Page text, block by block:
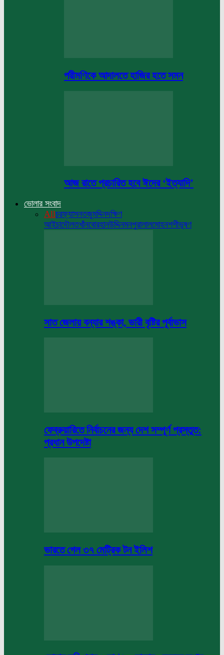
পরীমণিকে আদালতে হাজির হতে সমন
আজ রাতে প্রচারিত হবে ঈদের ‘ইত্যাদি’
ভোলার সংবাদ
Allচরফ্যাসনতজুমদ্দিনদক্ষিণ
আইচাদৌলতখাঁনবোরহানউদ্দিনমনপুরালালমোহনশশীভূষণ
সাত জেলায় বন্যার শঙ্কা, ভারী বৃষ্টির পূর্বাভাস
ফেব্রুয়ারিতে নির্বাচনের জন্য দেশ সম্পূর্ণ প্রস্তুত:
প্রধান উপদেষ্টা
ভারতে গেল ৩৭ মেট্রিক টন ইলিশ